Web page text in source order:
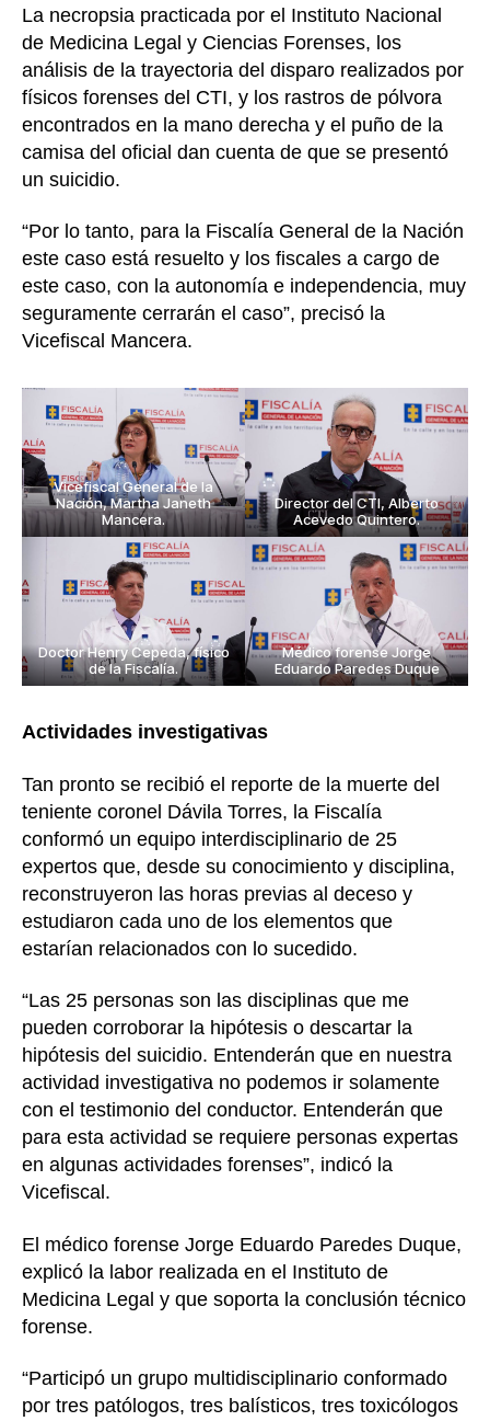
d
t
a
l
e
é
c
n
y
f
e
n
s
e
e
l
a
c
í
La necropsia practicada por el Instituto Nacional
de Medicina Legal y Ciencias Forenses, los
análisis de la trayectoria del disparo realizados por
físicos forenses del CTI, y los rastros de pólvora
encontrados en la mano derecha y el puño de la
camisa del oficial dan cuenta de que se presentó
un suicidio.
“Por lo tanto, para la Fiscalía General de la Nación
este caso está resuelto y los fiscales a cargo de
este caso, con la autonomía e independencia, muy
seguramente cerrarán el caso”, precisó la
Vicefiscal Mancera.
Vicefiscal General de la
Nación, Martha Janeth
Mancera.
Director del CTI, Alberto
Acevedo Quintero.
Doctor Henry Cepeda, físico
de la Fiscalía.
Médico forense Jorge
Eduardo Paredes Duque
Actividades investigativas
Tan pronto se recibió el reporte de la muerte del
teniente coronel Dávila Torres, la Fiscalía
conformó un equipo interdisciplinario de 25
expertos que, desde su conocimiento y disciplina,
reconstruyeron las horas previas al deceso y
estudiaron cada uno de los elementos que
estarían relacionados con lo sucedido.
“Las 25 personas son las disciplinas que me
pueden corroborar la hipótesis o descartar la
hipótesis del suicidio. Entenderán que en nuestra
actividad investigativa no podemos ir solamente
con el testimonio del conductor. Entenderán que
para esta actividad se requiere personas expertas
en algunas actividades forenses”, indicó la
Vicefiscal.
El médico forense Jorge Eduardo Paredes Duque,
explicó la labor realizada en el Instituto de
Medicina Legal y que soporta la conclusión técnico
forense.
“Participó un grupo multidisciplinario conformado
por tres patólogos, tres balísticos, tres toxicólogos